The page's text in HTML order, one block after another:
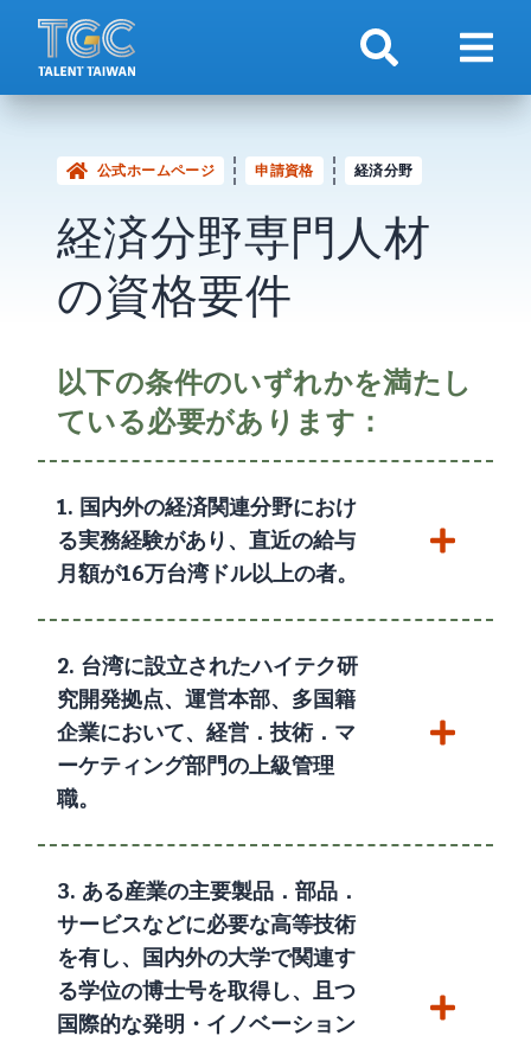
検索 ナビ
公式ホームページ 申請資格 経済分野
経済分野専門人材
の資格要件
以下の条件のいずれかを満たし
ている必要があります：
1. 国内外の経済関連分野におけ
る実務経験があり、直近の給与
月額が16万台湾ドル以上の者。
2. 台湾に設立されたハイテク研
究開発拠点、運営本部、多国籍
企業において、経営．技術．マ
ーケティング部門の上級管理
職。
3. ある産業の主要製品．部品．
サービスなどに必要な高等技術
を有し、国内外の大学で関連す
る学位の博士号を取得し、且つ
国際的な発明・イノベーション